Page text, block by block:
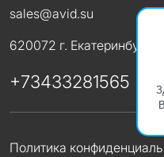
sales@avid.su
620072 г. Екатеринбург
+73433281565
Политика